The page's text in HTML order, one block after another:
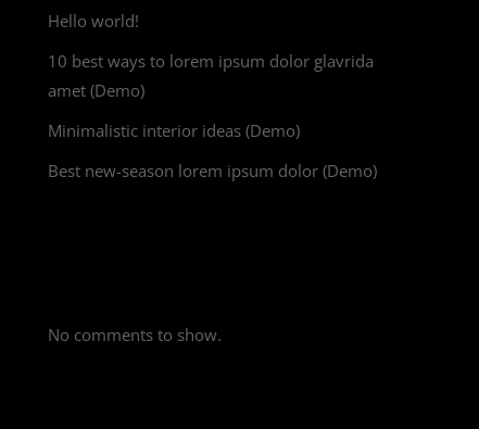
Hello world!
10 best ways to lorem ipsum dolor glavrida
amet (Demo)
Minimalistic interior ideas (Demo)
Best new-season lorem ipsum dolor (Demo)
No comments to show.